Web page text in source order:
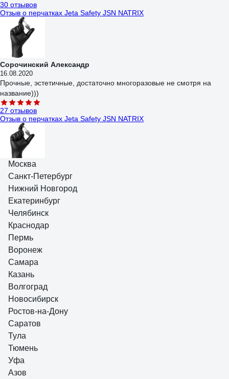
30 отзывов
Отзыв о перчатках Jeta Safety JSN NATRIX
Сорочинский Александр
16.08.2020
Прочные, эстетичные, достаточно многоразовые не смотря на
название)))
27 отзывов
Отзыв о перчатках Jeta Safety JSN NATRIX
11.05.2020
Мне очень понравились . В сервисе 1 папа выдержала 3 дня .
Очень прочные.
18 отзывов
Отзыв о перчатках Jeta Safety JSN810/XL
Илья Д.
08.02.2022
Хорошие, прочные, держат химию
Москва
Санкт-Петербург
Нижний Новгород
Екатеринбург
Челябинск
Краснодар
Пермь
Воронеж
Самара
Казань
Волгоград
Новосибирск
Ростов-на-Дону
Саратов
Тула
Тюмень
Уфа
Азов